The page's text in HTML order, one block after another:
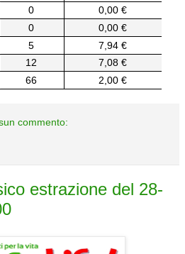
0
0,00 €
0
0,00 €
5
7,94 €
12
7,08 €
66 2,00 €
commento:
estrazione del 28-